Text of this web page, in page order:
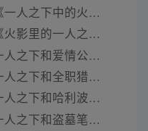
《一人之下中的火影》类似推荐
《火影里的一人之下》类似推荐
一人之下和爱情公寓结合的小说
一人之下和全职猎人联动的小说
一人之下和哈利波特联动的小说
一人之下和盗墓笔记联动的小说